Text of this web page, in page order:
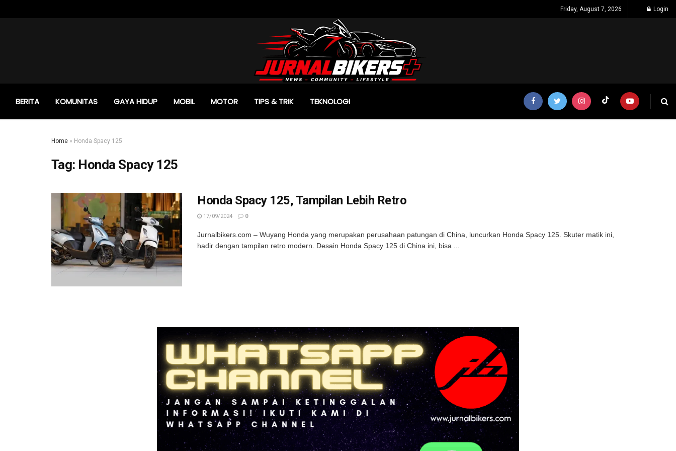
Friday, August 7, 2026 Login
BERITA KOMUNITAS GAYA HIDUP MOBIL MOTOR TIPS & TRIK TEKNOLOGI
Home » Honda Spacy 125
Tag: Honda Spacy 125
Honda Spacy 125, Tampilan Lebih Retro
17/09/2024 0
Jurnalbikers.com – Wuyang Honda yang merupakan perusahaan patungan di China, luncurkan Honda Spacy 125. Skuter matik ini,
hadir dengan tampilan retro modern. Desain Honda Spacy 125 di China ini, bisa ...